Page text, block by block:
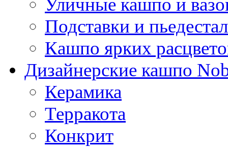
Уличные кашпо и
Подставки и
Кашпо ярких
Дизайнерские кашпо
Керамика
Терракота
Конкрит